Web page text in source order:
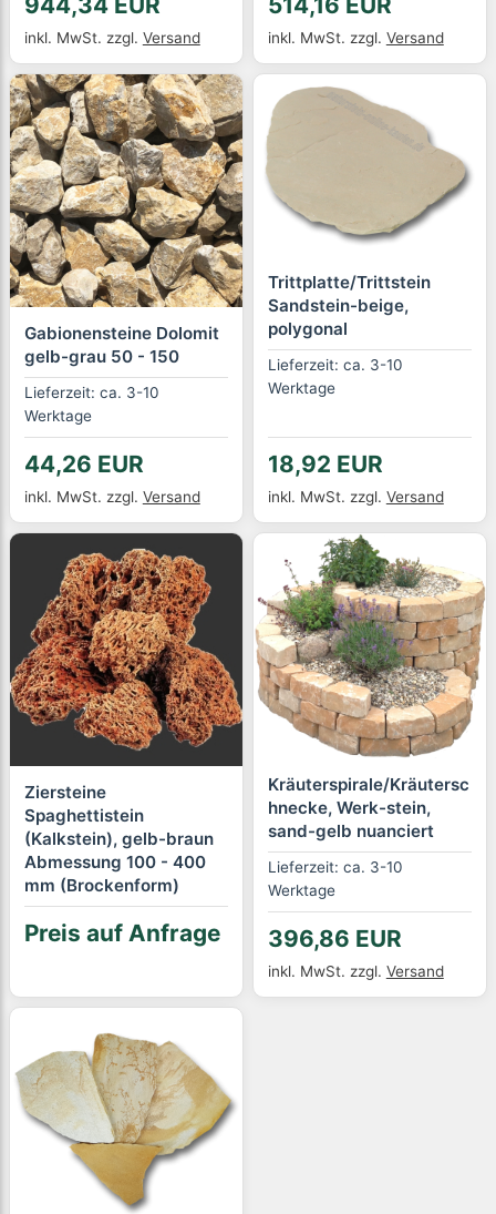
inkl. MwSt. zzgl. Versand inkl. MwSt. zzgl. Versand
Gabionensteine Dolomit
gelb-grau 50 - 150
Lieferzeit: ca. 3-10
Werktage
44,26 EUR
inkl. MwSt. zzgl. Versand
Trittplatte/Trittstein
Sandstein-beige,
polygonal
Lieferzeit: ca. 3-10
Werktage
18,92 EUR
inkl. MwSt. zzgl. Versand
Ziersteine
Spaghettistein
(Kalkstein), gelb-braun
Abmessung 100 - 400
mm (Brockenform)
Preis auf Anfrage
Kräuterspirale/Kräutersc
hnecke, Werk-stein,
sand-gelb nuanciert
Lieferzeit: ca. 3-10
Werktage
396,86 EUR
inkl. MwSt. zzgl. Versand